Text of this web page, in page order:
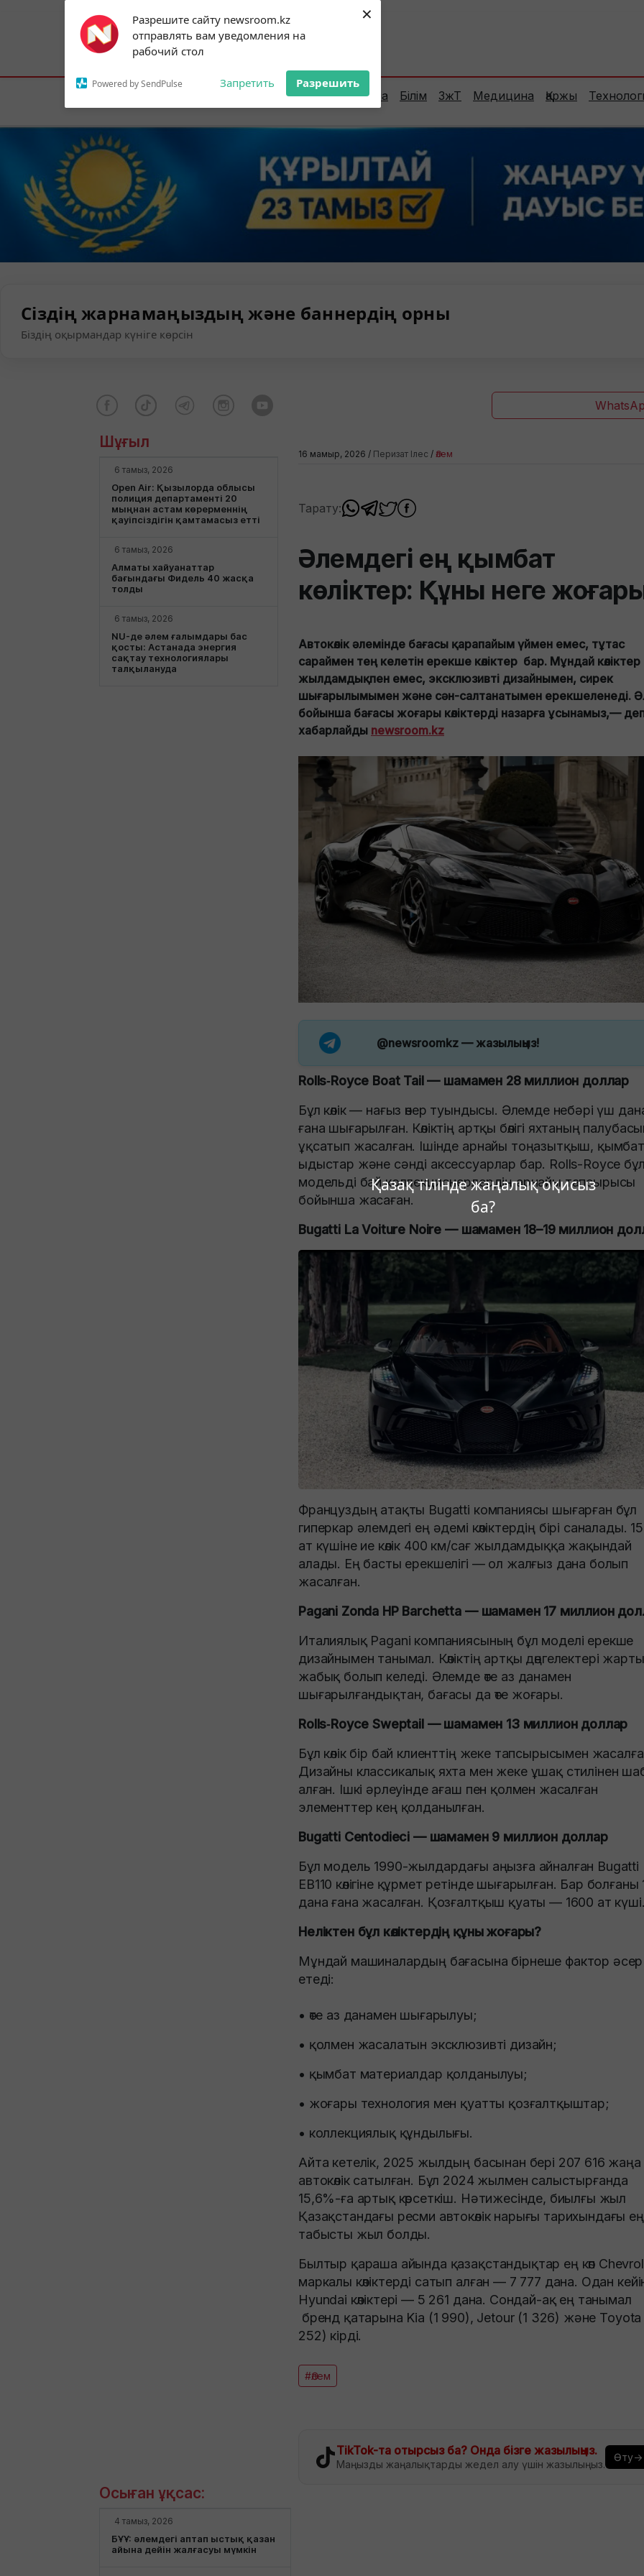
Разрешите сайту newsroom.kz
отправлять вам уведомления на
рабочий стол
Powered by SendPulse Запретить Разрешить
×
Қазақ тілінде жаңалық оқисыз
ба?
Subscribe to our
notifications!
To enable permission prompts, click on
the notification icon
Астана:19°C Алматы:25°C Шымкент:
Елорда Сараптама Білім ЗжТ Медицина Қаржы
Сіздің жарнамаңыздың және баннердің орны
Біздің оқырмандар күніге көрсін
Шұғыл
6 тамыз, 2026
Open Air: Қызылорда облысы
полиция департаменті 20
мыңнан астам көрерменнің
қауіпсіздігін қамтамасыз етті
6 тамыз, 2026
Алматы хайуанаттар
бағындағы Фидель 40 жасқа
толды
6 тамыз, 2026
NU-де әлем ғалымдары бас
қосты: Астанада энергия
сақтау технологиялары
талқылануда
16 мамыр, 2026 / Перизат Ілес / Әлем
Тарату:
Әлемдегі ең қымбат
көліктер: Құны неге
Автокөлік әлемінде бағасы қарапайым үймен емес, тұтас
сараймен тең келетін ерекше көліктер бар. Мұндай көліктер
жылдамдықпен емес, эксклюзивті дизайнымен, сирек
шығарылымымен және сән-салтанатымен ерекшеленеді.
бойынша бағасы жоғары көліктерді назарға ұсынамыз,—
хабарлайды newsroom.kz
@newsroomkz— жазылыңыз!
Rolls‑Royce Boat Tail — шамамен 28 миллион доллар
Бұл көлік — нағыз өнер туындысы. Әлемде небәрі үш
ғана шығарылған. Көліктің артқы бөлігі яхтаның
ұқсатып жасалған. Ішінде арнайы тоңазытқыш, қымбат
ыдыстар және сәнді аксессуарлар бар. Rolls-Royce
модельді бай коллекционерлердің арнайы тапсырысы
бойынша жасаған.
Bugatti La Voiture Noire — шамамен 18–19 миллион
Француздың атақты Bugatti компаниясы шығарған бұл
гиперкар әлемдегі ең әдемі көліктердің бірі саналады.
ат күшіне ие көлік 400 км/сағ жылдамдыққа жақындай
алады. Ең басты ерекшелігі — ол жалғыз дана болып
жасалған.
Pagani Zonda HP Barchetta — шамамен 17 миллион
Италиялық Pagani компаниясының бұл моделі ерекше
дизайнымен танымал. Көліктің артқы дөңгелектері
жабық болып келеді. Әлемде өте аз данамен
шығарылғандықтан, бағасы да өте жоғары.
Rolls‑Royce Sweptail — шамамен 13 миллион доллар
Бұл көлік бір бай клиенттің жеке тапсырысымен
Дизайны классикалық яхта мен жеке ұшақ стилінен
алған. Ішкі әрлеуінде ағаш пен қолмен жасалған
элементтер кең қолданылған.
Bugatti Centodieci — шамамен 9 миллион доллар
Бұл модель 1990-жылдардағы аңызға айналған Bugatti
EB110 көлігіне құрмет ретінде шығарылған. Бар болғаны
дана ғана жасалған. Қозғалтқыш қуаты — 1600 ат
Неліктен бұл көліктердің құны жоғары?
Мұндай машиналардың бағасына бірнеше фактор әсер
етеді:
• өте аз данамен шығарылуы;
• қолмен жасалатын эксклюзивті дизайн;
• қымбат материалдар қолданылуы;
• жоғары технология мен қуатты қозғалтқыштар;
• коллекциялық құндылығы.
Айта кетелік, 2025 жылдың басынан бері 207 616 жаңа
автокөлік сатылған. Бұл 2024 жылмен салыстырғанда
15,6%-ға артық көрсеткіш. Нәтижесінде, биылғы жыл
Қазақстандағы ресми автокөлік нарығы тарихындағы ең
табысты жыл болды.
Былтыр қараша айында қазақстандықтар ең көп
маркалы көліктерді сатып алған — 7 777 дана. Одан
Hyundai көліктері — 5 261 дана. Сондай-ақ ең танымал
бренд қатарына Kia (1 990), Jetour (1 326) және Toyota
252) кірді.
#Әлем
TikTok-та отырсыз ба? Онда бізге жазылыңыз.
Маңызды жаңалықтарды жедел алу үшін жазылыңыз.
Өту→
Осыған ұқсас:
4 тамыз, 2026
БҰҰ: әлемдегі аптап ыстық қазан
айына дейін жалғасуы мүмкін